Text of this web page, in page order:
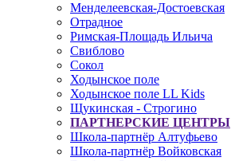
Менделеевская-Достоевская
Отрадное
Римская-Площадь Ильича
Свиблово
Сокол
Ходынское поле
Ходынское поле LL Kids
Щукинская - Строгино
ПАРТНЕРСКИЕ ЦЕНТРЫ
Школа-партнёр Алтуфьево
Школа-партнёр Войковская